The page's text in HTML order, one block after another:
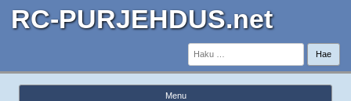
RC-PURJEHDUS.net
Haku:
Menu